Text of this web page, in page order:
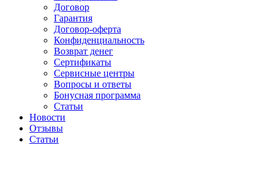
Договор
Гарантия
Договор-оферта
Конфиденциальность
Возврат денег
Сертификаты
Сервисные центры
Вопросы и ответы
Бонусная программа
Статьи
Новости
Отзывы
Статьи